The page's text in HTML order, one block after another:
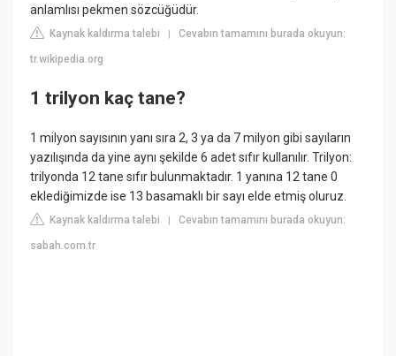
anlamlısı pekmen sözcüğüdür.
Kaynak kaldırma talebi |Cevabın tamamını burada okuyun:
tr.wikipedia.org
1 trilyon kaç tane?
1 milyon sayısının yanı sıra 2, 3 ya da 7 milyon gibi sayıların
yazılışında da yine aynı şekilde 6 adet sıfır kullanılır. Trilyon:
trilyonda 12 tane sıfır bulunmaktadır. 1 yanına 12 tane 0
eklediğimizde ise 13 basamaklı bir sayı elde etmiş oluruz.
Kaynak kaldırma talebi |Cevabın tamamını burada okuyun:
sabah.com.tr